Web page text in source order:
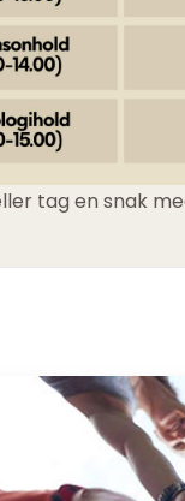
tag en snak